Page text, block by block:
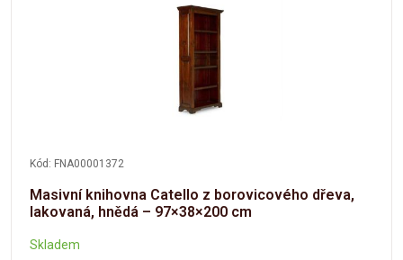
Kód: FNA00001372
Masivní knihovna Catello z borovicového dřeva,
lakovaná, hnědá – 97×38×200 cm
Skladem